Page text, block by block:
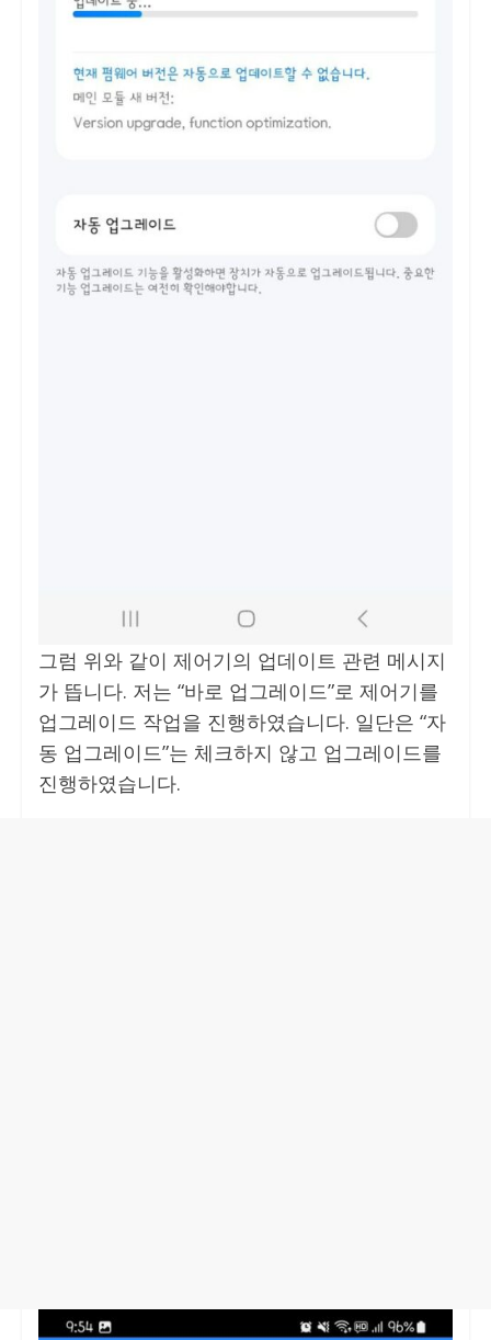
그럼 위와 같이 제어기의 업데이트 관련 메시지
가 뜹니다. 저는 “바로 업그레이드”로 제어기를
업그레이드 작업을 진행하였습니다. 일단은 “자
동 업그레이드”는 체크하지 않고 업그레이드를
진행하였습니다.